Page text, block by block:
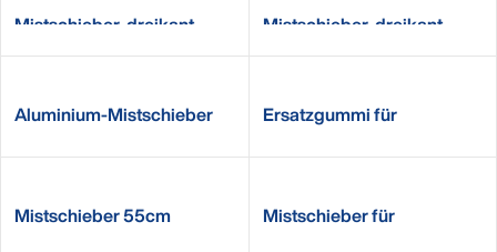
Mistschieber. dreikant Mistschieber, dreikant
Aluminium-Mistschieber Ersatzgummi für
Mistschieber 55cm Mistschieber für